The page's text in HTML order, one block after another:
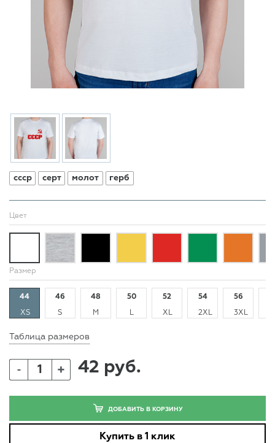
ссср серт молот герб
Цвет
Размер
44
XS
46
S
48
M
50
L
52
XL
54
2XL
56
3XL
Таблица размеров
- + 42 руб.
ДОБАВИТЬ В КОРЗИНУ
Купить в 1 клик